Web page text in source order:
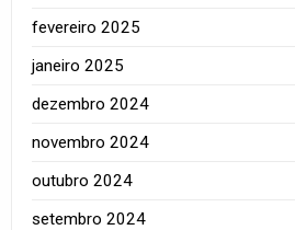
fevereiro 2025
janeiro 2025
dezembro 2024
novembro 2024
outubro 2024
setembro 2024